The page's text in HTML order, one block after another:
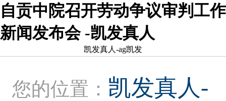
自贡中院召开劳动争议审判工作
新闻发布会 -凯发真人
凯发真人-ag凯发
您的位置： 凯发真人-